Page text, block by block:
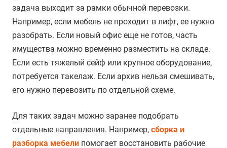
задача выходит за рамки обычной перевозки.
Например, если мебель не проходит в лифт, ее нужно
разобрать. Если новый офис еще не готов, часть
имущества можно временно разместить на складе.
Если есть тяжелый сейф или крупное оборудование,
потребуется такелаж. Если архив нельзя смешивать,
его нужно перевозить по отдельной схеме.
Для таких задач можно заранее подобрать
отдельные направления. Например, сборка и
разборка мебели помогает восстановить рабочие